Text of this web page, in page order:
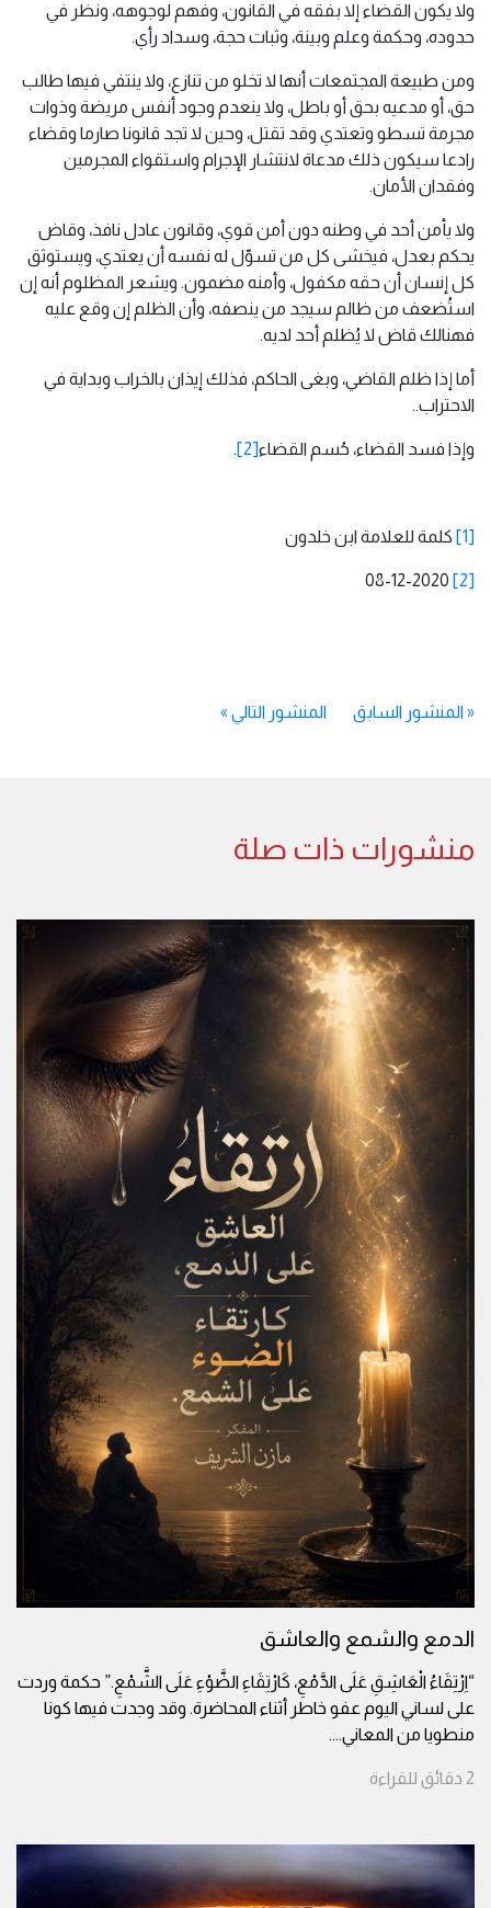
ولا يكون القضاء إلا بفقه في القانون، وفهم لوجوهه، ونظر في
حدوده، وحكمة وعلم وبينة، وثبات حجة، وسداد رأي.
ومن طبيعة المجتمعات أنها لا تخلو من تنازع، ولا ينتفي فيها طالب
حق، أو مدعيه بحق أو باطل، ولا ينعدم وجود أنفس مريضة وذوات
مجرمة تسطو وتعتدي وقد تقتل، وحين لا تجد قانونا صارما وقضاء
رادعا سيكون ذلك مدعاة لانتشار الإجرام واستقواء المجرمين
وفقدان الأمان.
ولا يأمن أحد في وطنه دون أمن قوي، وقانون عادل نافذ، وقاض
يحكم بعدل، فيخشى كل من تسوّل له نفسه أن يعتدي، ويستوثق
كل إنسان أن حقه مكفول، وأمنه مضمون. ويشعر المظلوم أنه إن
استُضعف من ظالم سيجد من ينصفه، وأن الظلم إن وقع عليه
فهنالك قاض لا يُظلم أحد لديه.
أما إذا ظلم القاضي، وبغى الحاكم، فذلك إيذان بالخراب وبداية في
الاحتراب..
وإذا فسد القضاء، حُسم القضاء[2]
.
[1] كلمة للعلامة ابن خلدون
[2]
«المنشور السابق المنشور التالي »
منشورات ذات صلة
الدمع والشمع والعاشق
“اِرْتِقَاءُ الْعَاشِقِ عَلَى الدَّمْعِ، كَارْتِقَاءِ الضَّوْءِ عَلَى الشَّمْعِ.” حكمة وردت
على لساني اليوم عفو خاطر أثناء المحاضرة. وقد وجدت فيها كونا
منطويا من المعاني....
2 دقائق للقراءة